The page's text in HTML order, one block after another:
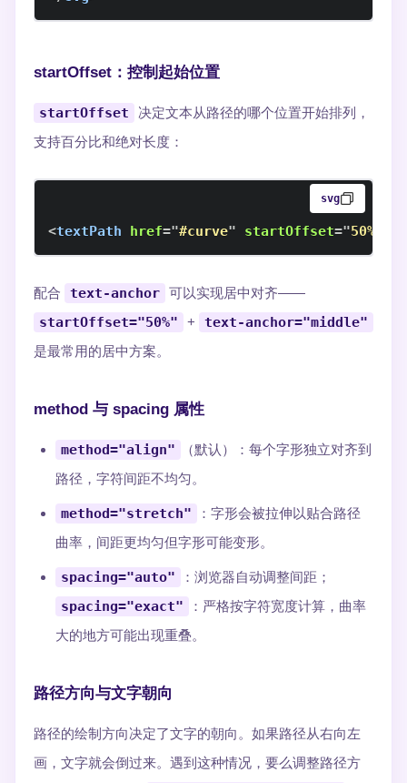
startOffset：控制起始位置
startOffset
决定文本从路径的哪个位置开始排列，
支持百分比和绝对长度：
svg
<textPath href="#curve" startOffset="50%
配合 text-anchor 可以实现居中对齐——
startOffset="50%" + text-anchor="middle"
是最常用的居中方案。
method 与 spacing 属性
method="align"
（默认）：每个字形独立对齐到
路径，字符间距不均匀。
method="stretch"
：字形会被拉伸以贴合路径
曲率，间距更均匀但字形可能变形。
spacing="auto" ：浏览器自动调整间距；
spacing="exact"
：严格按字符宽度计算，曲率
大的地方可能出现重叠。
路径方向与文字朝向
路径的绘制方向决定了文字的朝向。如果路径从右向左
画，文字就会倒过来。遇到这种情况，要么调整路径方